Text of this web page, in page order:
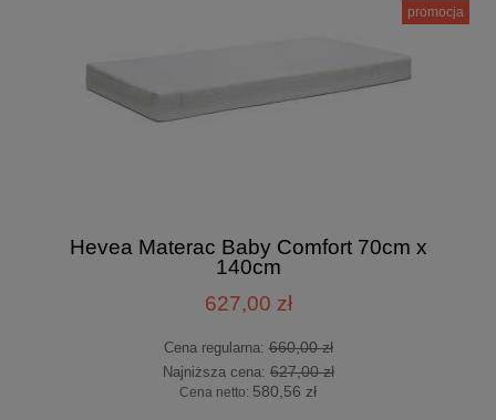
Hevea Materac Baby Comfort 70cm x
140cm
627,00 zł
Cena regularna:660,00 zł
Najniższa cena:627,00 zł
Cena netto: 580,56 zł
promocja